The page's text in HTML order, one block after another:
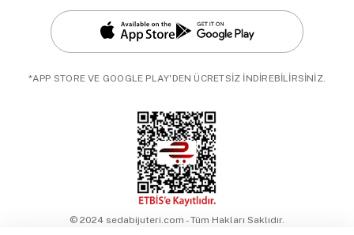
*APP STORE VE GOOGLE PLAY'DEN ÜCRETSİZ İNDİREBİLİRSİNİZ.
© 2024 sedabijuteri.com - Tüm Hakları Saklıdır.